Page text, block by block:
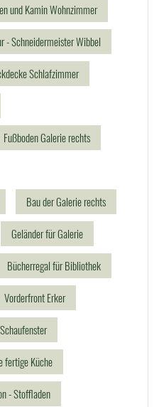
und Kamin Wohnzimmer
- Schneidermeister Wibbel
Schlafzimmer
Fußboden Galerie rechts
Bau der Galerie rechts
Geländer für Galerie
Bücherregal für Bibliothek
Vorderfront Erker
fertige Küche
- Stoffladen